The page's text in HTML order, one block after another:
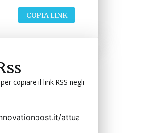
COPIA LINK
copiare il link RSS negli